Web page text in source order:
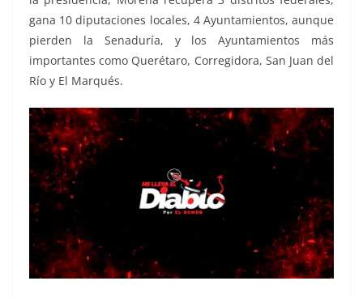
gana 10 diputaciones locales, 4 Ayuntamientos, aunque
pierden la Senaduría, y los Ayuntamientos más
importantes como Querétaro, Corregidora, San Juan del
Río y El Marqués.